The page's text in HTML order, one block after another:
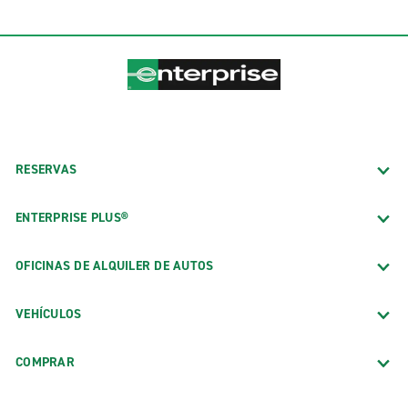
RESERVAS
ENTERPRISE PLUS®
OFICINAS DE ALQUILER DE AUTOS
VEHÍCULOS
COMPRAR